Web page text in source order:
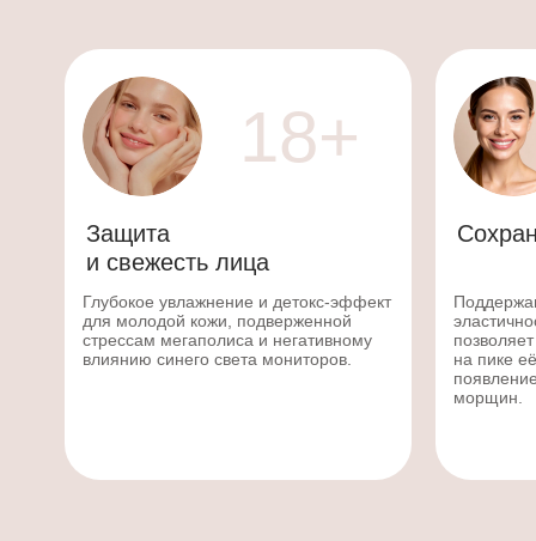
Глубокое увлажнение и детокс-эффект
для молодой кожи, подверженной
стрессам мегаполиса и негативному
влиянию синего света мониторов.
Защита
и свежесть лица
18+
на пике
морщин.